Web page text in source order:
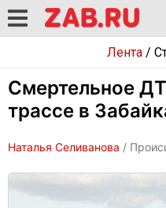
Лента/
Смертельное
трассе в
Наталья Селиванова /